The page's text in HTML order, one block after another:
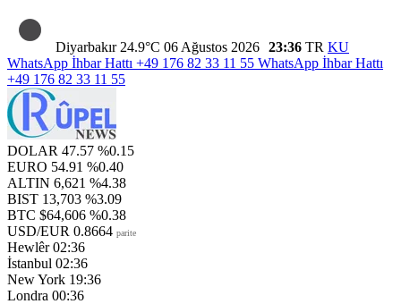
Diyarbakır 24.9°C 06 Ağustos 2026 23:36 TR KU
WhatsApp İhbar Hattı +49 176 82 33 11 55 WhatsApp İhbar Hattı
+49 176 82 33 11 55
DOLAR 47.57 %0.15
EURO 54.91 %0.40
ALTIN 6,621 %4.38
BIST 13,703 %3.09
BTC $64,606 %0.38
USD/EUR 0.8664 parite
Hewlêr 02:36
İstanbul 02:36
New York 19:36
Londra 00:36